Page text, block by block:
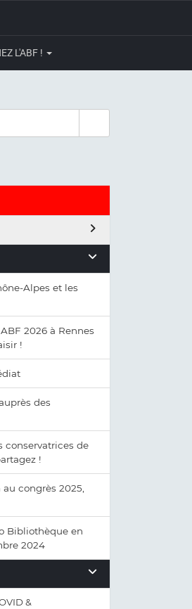
L'ABF !
Alpes et les
2026 à Rennes
!
des
conservatrices de
!
congrès 2025,
Bibliothèque en
2024
&